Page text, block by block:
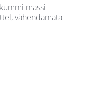
massi
vähendamata